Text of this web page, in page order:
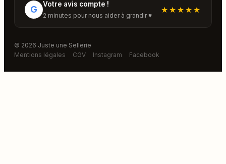
G Votre avis compte !
2 minutes pour nous aider à grandir ♥
★★★★★
© 2026 Juste une Sellerie
Mentions légales
CGV Instagram Facebook